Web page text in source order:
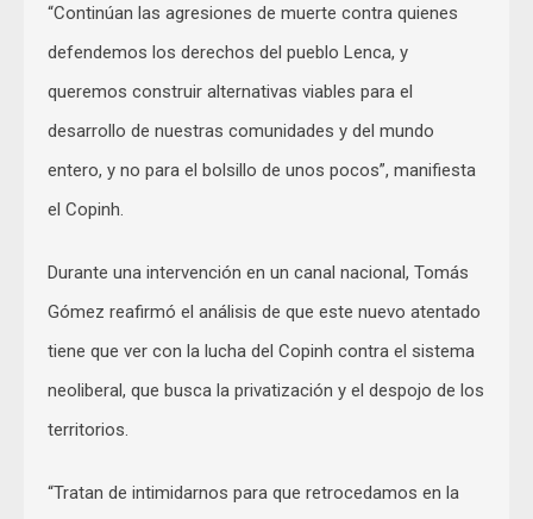
“Continúan las agresiones de muerte contra quienes
defendemos los derechos del pueblo Lenca, y
queremos construir alternativas viables para el
desarrollo de nuestras comunidades y del mundo
entero, y no para el bolsillo de unos pocos”, manifiesta
el Copinh.
Durante una intervención en un canal nacional, Tomás
Gómez reafirmó el análisis de que este nuevo atentado
tiene que ver con la lucha del Copinh contra el sistema
neoliberal, que busca la privatización y el despojo de los
territorios.
“Tratan de intimidarnos para que retrocedamos en la